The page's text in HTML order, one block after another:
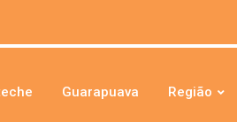
Guarapuava Região